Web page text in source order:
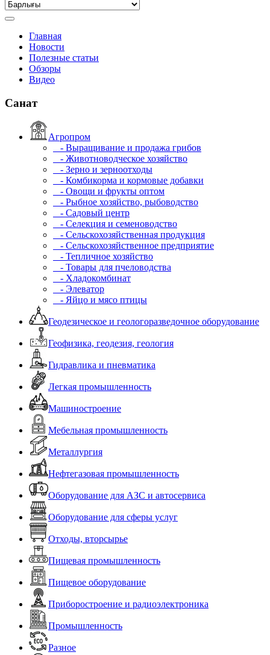
Главная
Новости
Полезные статьи
Обзоры
Видео
Санат
Агропром
- Выращивание и продажа грибов
- Животноводческое хозяйство
- Зерно и зерноотходы
- Комбикорма и кормовые добавки
- Овощи и фрукты оптом
- Рыбное хозяйство, рыбоводство
- Садовый центр
- Селекция и семеноводство
- Сельскохозяйственная продукция
- Сельскохозяйственное предприятие
- Тепличное хозяйство
- Товары для пчеловодства
- Хладокомбинат
- Элеватор
- Яйцо и мясо птицы
Геодезическое и геологоразведочное оборудование
Геофизика, геодезия, геология
Гидравлика и пневматика
Легкая промышленность
Машиностроение
Мебельная промышленность
Металлургия
Нефтегазовая промышленность
Оборудование для АЗС и автосервиса
Оборудование для сферы услуг
Отходы, вторсырье
Пищевая промышленность
Пищевое оборудование
Приборостроение и радиоэлектроника
Промышленность
Разное